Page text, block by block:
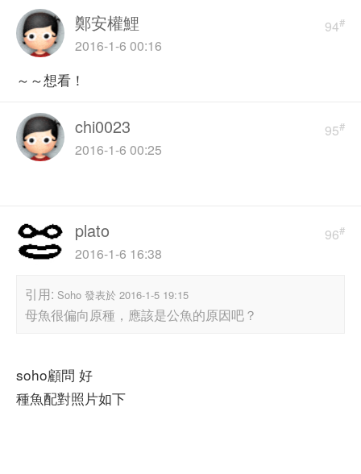
94#
鄭安權鯉
2016-1-6 00:16
～～想看！
95#
chi0023
2016-1-6 00:25
96#
plato
2016-1-6 16:38
引用: Soho 發表於 2016-1-5 19:15
母魚很偏向原種，應該是公魚的原因吧？
soho顧問 好
種魚配對照片如下